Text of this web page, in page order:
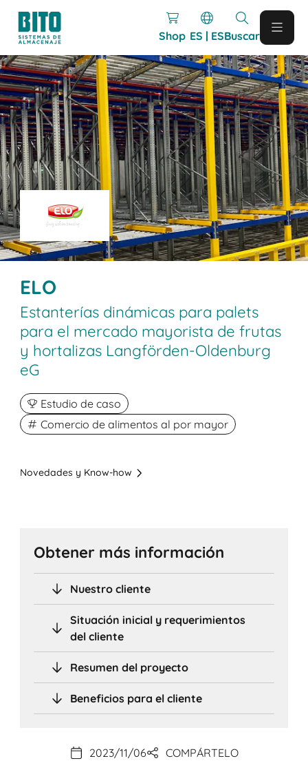
Shop ES | ESBuscar
ELO
Estanterías dinámicas para palets
para el mercado mayorista de frutas
y hortalizas Langförden-Oldenburg
eG
Estudio de caso
Comercio de alimentos al por mayor
Novedades y Know-how
Obtener más información
Nuestro cliente
Situación inicial y requerimientos
del cliente
Resumen del proyecto
Beneficios para el cliente
2023/11/06 COMPÁRTELO